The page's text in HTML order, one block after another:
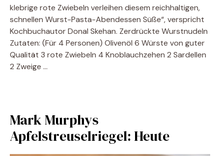
klebrige rote Zwiebeln verleihen diesem reichhaltigen,
schnellen Wurst-Pasta-Abendessen Süße“, verspricht
Kochbuchautor Donal Skehan. Zerdrückte Wurstnudeln
Zutaten: (Für 4 Personen) Olivenöl 6 Würste von guter
Qualität 3 rote Zwiebeln 4 Knoblauchzehen 2 Sardellen
2 Zweige …
Mark Murphys
Apfelstreuselriegel: Heute